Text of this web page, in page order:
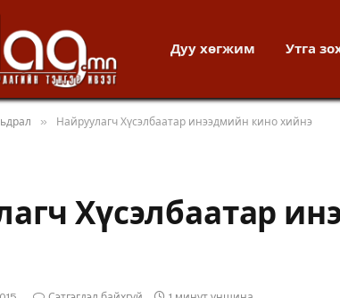
Дуу хөгжим Утга
» Найруулагч Хүсэлбаатар инээдмийн кино хийнэ
Хүсэлбаатар